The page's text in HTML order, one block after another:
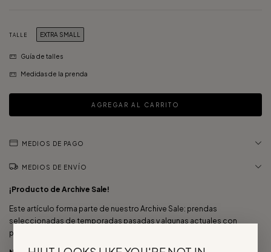
TALLE EXTRA SMALL
Guía de talles
Medidas de la prenda
MEDIOS DE PAGO
MEDIOS DE ENVÍO
¡Producto de Archive Sale!
Este artículo forma parte de nuestro Archive Sale: prendas
seleccionadas de temporadas pasadas y algunas actuales con
pequeños detalles, a precios únicos.